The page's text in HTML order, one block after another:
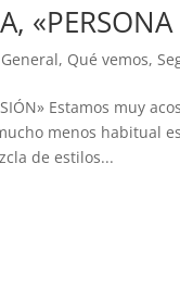
General, Qué vemos,
Estamos muy
menos habitual
de estilos...